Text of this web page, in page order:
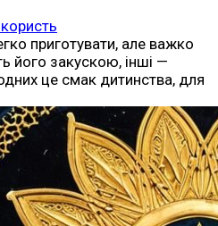
приготувати, але важко
його закускою, інші —
це смак дитинства, для